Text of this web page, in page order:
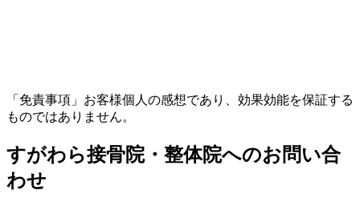
「免責事項」お客様個人の感想であり、効果効能を保証する
ものではありません。
すがわら接骨院・整体院へのお問い合
わせ